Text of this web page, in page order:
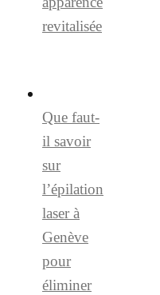
revitalisée
Que faut-
il savoir
sur
l’épilation
laser à
Genève
pour
éliminer